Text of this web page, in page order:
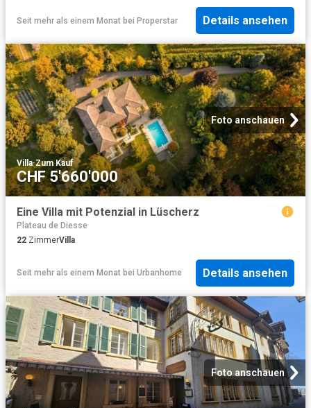
Seit mehr als einem Monat bei Properstar Details ansehen
Foto anschauen
Villa·Zum Kauf
CHF 5'660'000
Eine Villa mit Potenzial in Lüscherz
Plateau de Diesse
22 ZimmerVilla
Seit mehr als einem Monat bei Urbanhome Details ansehen
Foto anschauen